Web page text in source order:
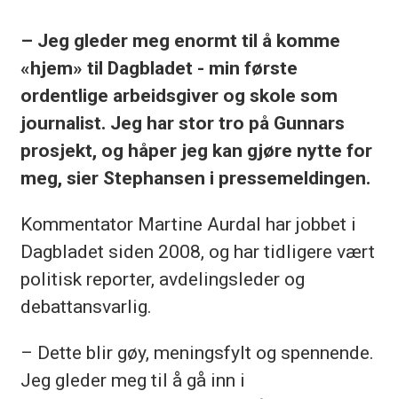
– Jeg gleder meg enormt til å komme
«hjem» til Dagbladet - min første
ordentlige arbeidsgiver og skole som
journalist. Jeg har stor tro på Gunnars
prosjekt, og håper jeg kan gjøre nytte for
meg, sier Stephansen i pressemeldingen.
Kommentator Martine Aurdal har jobbet i
Dagbladet siden 2008, og har tidligere vært
politisk reporter, avdelingsleder og
debattansvarlig.
– Dette blir gøy, meningsfylt og spennende.
Jeg gleder meg til å gå inn i